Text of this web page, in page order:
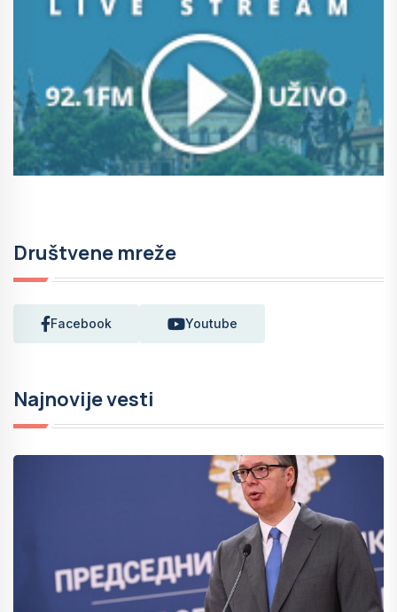
Društvene mreže
Facebook Youtube
Najnovije vesti